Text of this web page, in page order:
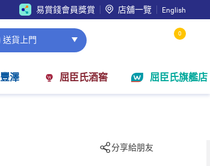
易賞錢會員獎賞 店舖一覽 English
送貨上門
0
豐澤 屈臣氏酒窖 屈臣氏旗艦店
分享給朋友